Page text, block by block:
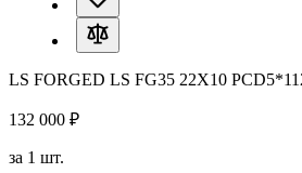
LS FORGED LS FG35 22X10
132 000 ₽
за 1 шт.